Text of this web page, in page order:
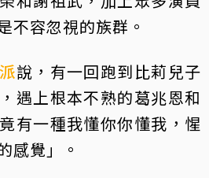
不容忽視的族群。
說，有一回跑到比莉兒子
遇上根本不熟的葛兆恩和
有一種我懂你你懂我，惺
感覺」。